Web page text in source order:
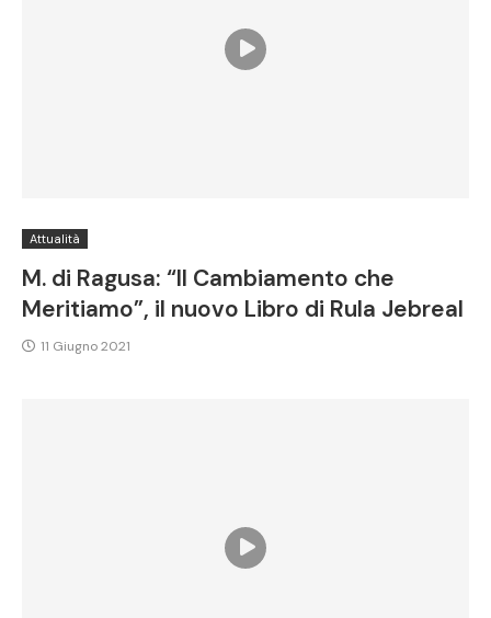
Attualità
M. di Ragusa: “Il Cambiamento che
Meritiamo”, il nuovo Libro di Rula Jebreal
11 Giugno 2021